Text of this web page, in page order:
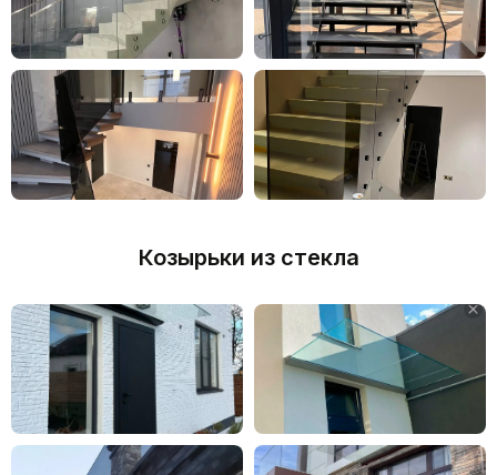
Козырьки из стекла
ИЗДЕЛИЯ
glass123.ru
ВСЁ ИЗГОТАВЛИВАЕТСЯ НА ЗАКАЗ
ПО ВАШИМ РАЗМЕРАМ, С
ПРОИЗВОДИМ ВСЕ ВИДЫ
СТЕКЛЯННЫХ КОНСТРУКЦИЙ